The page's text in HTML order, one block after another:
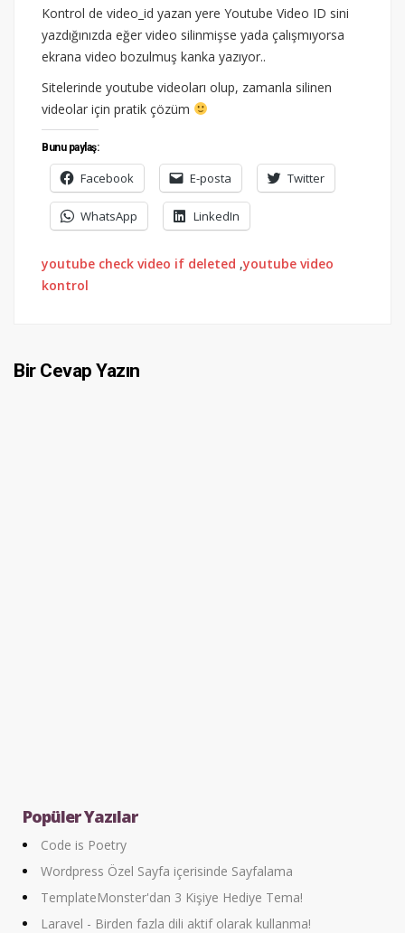
Kontrol de video_id yazan yere Youtube Video ID sini
yazdığınızda eğer video silinmişse yada çalışmıyorsa
ekrana video bozulmuş kanka yazıyor..
Sitelerinde youtube videoları olup, zamanla silinen
videolar için pratik çözüm
Bunu paylaş:
Facebook E-posta Twitter
WhatsApp LinkedIn
youtube check video if deleted ,youtube video
kontrol
Bir Cevap Yazın
Popüler Yazılar
Code is Poetry
Wordpress Özel Sayfa içerisinde Sayfalama
TemplateMonster'dan 3 Kişiye Hediye Tema!
Laravel - Birden fazla dili aktif olarak kullanma!